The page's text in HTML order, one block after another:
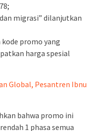
migrasi” dilanjutkan
promo yang
harga spesial
Global, Pesantren Ibnu
bahwa promo ini
1 phasa semua